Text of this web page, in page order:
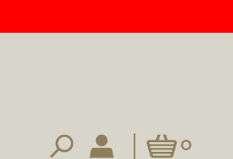
Carrello0